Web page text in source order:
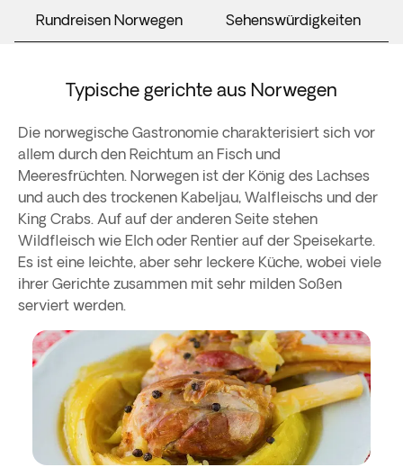
Rundreisen Norwegen Sehenswürdigkeiten
Typische gerichte aus Norwegen
Die norwegische Gastronomie charakterisiert sich vor
allem durch den Reichtum an Fisch und
Meeresfrüchten. Norwegen ist der König des Lachses
und auch des trockenen Kabeljau, Walfleischs und der
King Crabs. Auf auf der anderen Seite stehen
Wildfleisch wie Elch oder Rentier auf der Speisekarte.
Es ist eine leichte, aber sehr leckere Küche, wobei viele
ihrer Gerichte zusammen mit sehr milden Soßen
serviert werden.